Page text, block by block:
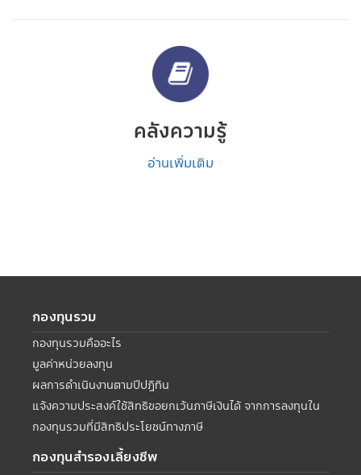
คลังความรู้
อ่านเพิ่มเติม
กองทุนรวม
กองทุนรวมคืออะไร
มูลค่าหน่วยลงทุน
ผลการดำเนินงานตามปีปฏิทิน
แจ้งความประสงค์ใช้สิทธิขอยกเว้นภาษีเงินได้ จากการลงทุนใน
กองทุนรวมที่มีสิทธิประโยชน์ทางภาษี
กองทุนสำรองเลี้ยงชีพ